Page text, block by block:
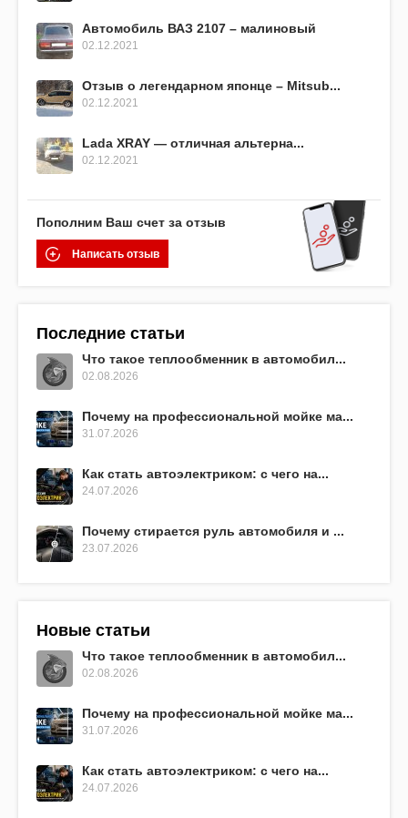
Автомобиль ВАЗ 2107 – малиновый
02.12.2021
Отзыв о легендарном японце – Mitsub...
02.12.2021
Lada XRAY — отличная альтерна...
02.12.2021
Пополним Ваш счет за отзыв
Написать отзыв
Последние статьи
Что такое теплообменник в автомобил...
02.08.2026
Почему на профессиональной мойке ма...
31.07.2026
Как стать автоэлектриком: с чего на...
24.07.2026
Почему стирается руль автомобиля и ...
23.07.2026
Новые статьи
Что такое теплообменник в автомобил...
02.08.2026
Почему на профессиональной мойке ма...
31.07.2026
Как стать автоэлектриком: с чего на...
24.07.2026